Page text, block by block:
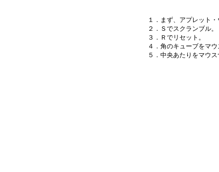
１．まず、アプレット
２．Ｓでスクランブル。
３．Ｒでリセット。
４．角のキューブをマ